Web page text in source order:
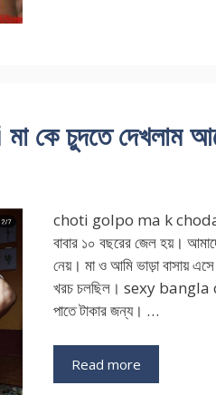
চুদতে দেখলাম
choti golpo ma k chodar
বাবার ১০ বছরের জেল হয়।
নেয়। মা ও আমি ভাড়া বাসায়
খরচ চলছিল। sexy bangla
পাতে টাকার জন্য। …
Read more